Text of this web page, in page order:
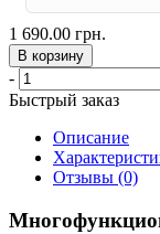
1 690.00 грн.
В корзину
-
Быстрый заказ
Описание
Отзывы (0)